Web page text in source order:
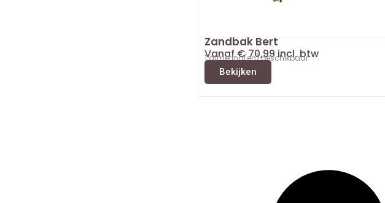
Zandbak Bert
Vanaf€70,99incl. btw
1 afmeting(en) beschikbaar
Bekijken